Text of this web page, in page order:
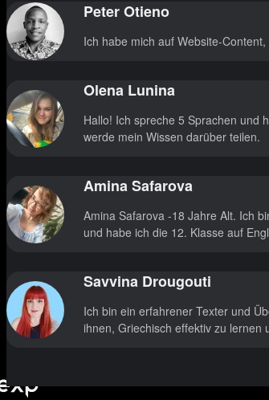
Peter Otieno
Ich habe mich auf Website-
Olena Lunina
Hallo! Ich spreche 5 Sprachen und
werde mein Wissen darüber teilen.
Amina Safarova
Amina Safarova -18 Jahre Alt. Ich
und habe ich die 12. Klasse auf
Savvina Drougouti
Ich bin ein erfahrener Texter und
ihnen, Griechisch effektiv zu lernen